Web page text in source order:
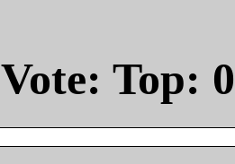
Vote: Top: 0